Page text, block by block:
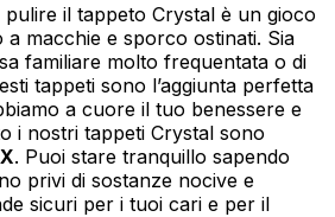
pulire il tappeto Crystal è un gioco
a macchie e sporco ostinati. Sia
familiare molto frequentata o di
tappeti sono l’aggiunta perfetta
a cuore il tuo benessere e
i nostri tappeti Crystal sono
. Puoi stare tranquillo sapendo
privi di sostanze nocive e
sicuri per i tuoi cari e per il